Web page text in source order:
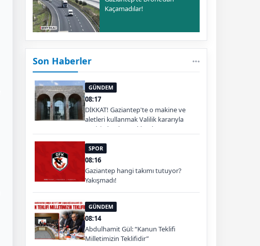
Kaçamadılar!
Son Haberler
GÜNDEM
08:17
DİKKAT! Gaziantep'te o makine ve
aletleri kullanmak Valilik kararıyla
geçici olarak yasaklandı
SPOR
08:16
Gaziantep hangi takımı tutuyor?
Yakışmadı!
GÜNDEM
08:14
Abdulhamit Gül: “Kanun Teklifi
Milletimizin Teklifidir”